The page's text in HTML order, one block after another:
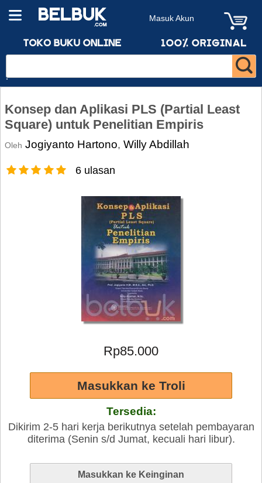
Masuk Akun
Konsep dan Aplikasi PLS (Partial Least
Square) untuk Penelitian Empiris
Oleh Jogiyanto Hartono, Willy Abdillah
6 ulasan
Rp85.000
Tersedia:
Dikirim 2-5 hari kerja berikutnya setelah pembayaran
diterima (Senin s/d Jumat, kecuali hari libur).